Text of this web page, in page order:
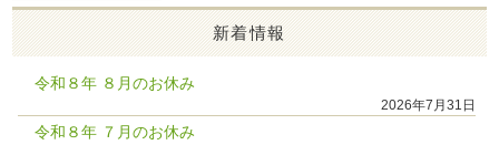
新着情報
令和８年 ８月のお休み
2026年7月31日
令和８年 ７月のお休み